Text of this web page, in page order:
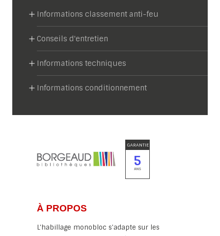
Informations classement anti-feu
Conseils d'entretien
Informations techniques
Informations conditionnement
GARANTIE
5
ANS
À PROPOS
L'habillage monobloc s'adapte sur les